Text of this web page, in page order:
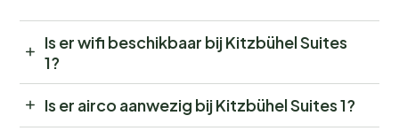
Is er wifi beschikbaar bij Kitzbühel Suites
1?
Is er airco aanwezig bij Kitzbühel Suites 1?